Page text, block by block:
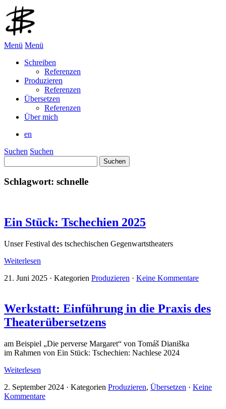
Menü Menü
Schreiben
Referenzen
Produzieren
Referenzen
Übersetzen
Referenzen
Über mich
en
Suchen Suchen
nach:
Schlagwort: schnelle
Ein Stück: Tschechien 2025
Unser Festival des tschechischen Gegenwartstheaters
Weiterlesen
21. Juni 2025 · Kategorien Produzieren · Keine Kommentare
Werkstatt: Einführung in die Praxis des
Theaterübersetzens
am Beispiel „Die perverse Margaret“ von Tomáš Dianiška
im Rahmen von Ein Stück: Tschechien: Nachlese 2024
Weiterlesen
2. September 2024 · Kategorien Produzieren, Übersetzen · Keine
Kommentare